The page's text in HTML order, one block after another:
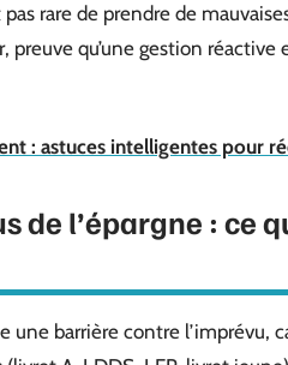
rare de prendre de
preuve qu’une gestion
: astuces intelligentes pour
de l’épargne : ce
une barrière contre l’imprévu,